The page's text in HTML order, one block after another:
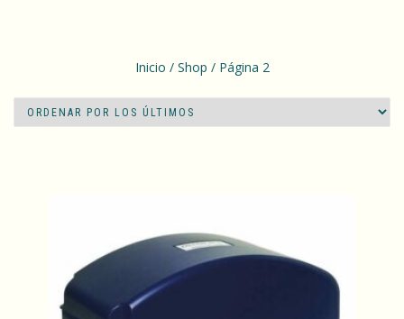
Inicio / Shop / Página 2